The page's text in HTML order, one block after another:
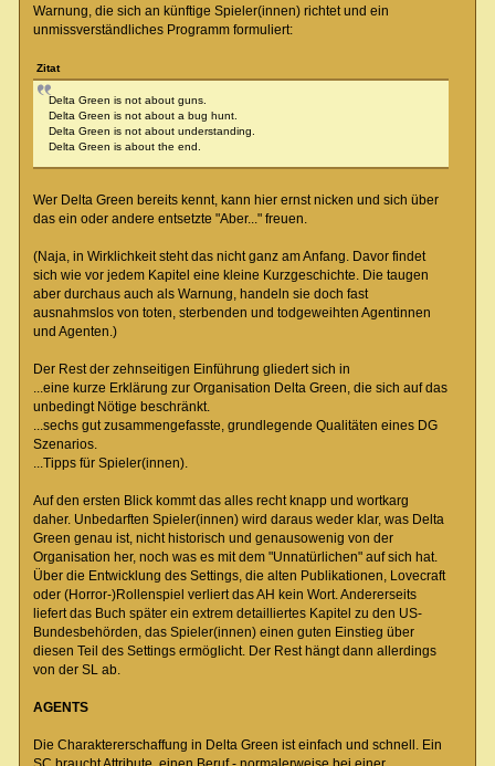
Warnung, die sich an künftige Spieler(innen) richtet und ein
unmissverständliches Programm formuliert:
Zitat
Delta Green is not about guns.
Delta Green is not about a bug hunt.
Delta Green is not about understanding.
Delta Green is about the end.
Wer Delta Green bereits kennt, kann hier ernst nicken und sich über
das ein oder andere entsetzte "Aber..." freuen.
(Naja, in Wirklichkeit steht das nicht ganz am Anfang. Davor findet
sich wie vor jedem Kapitel eine kleine Kurzgeschichte. Die taugen
aber durchaus auch als Warnung, handeln sie doch fast
ausnahmslos von toten, sterbenden und todgeweihten Agentinnen
und Agenten.)
Der Rest der zehnseitigen Einführung gliedert sich in
...eine kurze Erklärung zur Organisation Delta Green, die sich auf das
unbedingt Nötige beschränkt.
...sechs gut zusammengefasste, grundlegende Qualitäten eines DG
Szenarios.
...Tipps für Spieler(innen).
Auf den ersten Blick kommt das alles recht knapp und wortkarg
daher. Unbedarften Spieler(innen) wird daraus weder klar, was Delta
Green genau ist, nicht historisch und genausowenig von der
Organisation her, noch was es mit dem "Unnatürlichen" auf sich hat.
Über die Entwicklung des Settings, die alten Publikationen, Lovecraft
oder (Horror-)Rollenspiel verliert das AH kein Wort. Andererseits
liefert das Buch später ein extrem detailliertes Kapitel zu den US-
Bundesbehörden, das Spieler(innen) einen guten Einstieg über
diesen Teil des Settings ermöglicht. Der Rest hängt dann allerdings
von der SL ab.
AGENTS
Die Charaktererschaffung in Delta Green ist einfach und schnell. Ein